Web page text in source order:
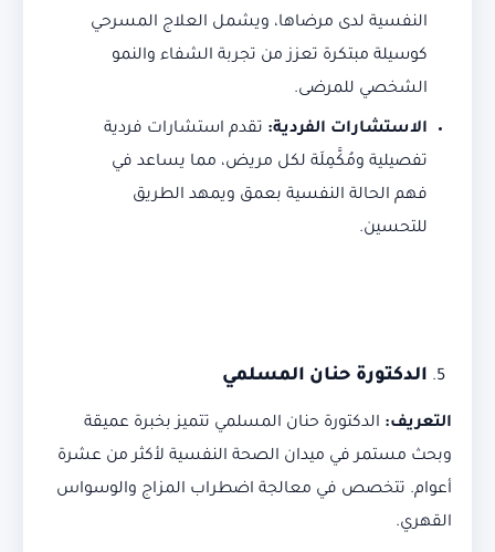
النفسية لدى مرضاها، ويشمل العلاج المسرحي
كوسيلة مبتكرة تعزز من تجربة الشفاء والنمو
الشخصي للمرضى.
الاستشارات الفردية: تقدم استشارات فردية
تفصيلية ومُكَّمِلَة لكل مريض، مما يساعد في
فهم الحالة النفسية بعمق ويمهد الطريق
للتحسين.
الدكتورة حنان المسلمي
التعريف: الدكتورة حنان المسلمي تتميز بخبرة عميقة
وبحث مستمر في ميدان الصحة النفسية لأكثر من عشرة
أعوام. تتخصص في معالجة اضطراب المزاج والوسواس
القهري.